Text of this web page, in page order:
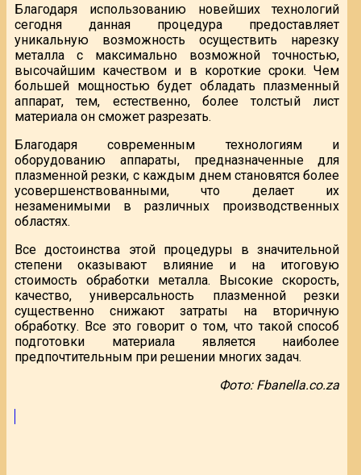
Благодаря использованию новейших технологий
сегодня данная процедура предоставляет
уникальную возможность осуществить нарезку
металла с максимально возможной точностью,
высочайшим качеством и в короткие сроки. Чем
большей мощностью будет обладать плазменный
аппарат, тем, естественно, более толстый лист
материала он сможет разрезать.
Благодаря современным технологиям и
оборудованию аппараты, предназначенные для
плазменной резки, с каждым днем становятся более
усовершенствованными, что делает их
незаменимыми в различных производственных
областях.
Все достоинства этой процедуры в значительной
степени оказывают влияние и на итоговую
стоимость обработки металла. Высокие скорость,
качество, универсальность плазменной резки
существенно снижают затраты на вторичную
обработку. Все это говорит о том, что такой способ
подготовки материала является наиболее
предпочтительным при решении многих задач.
Фото: Fbanella.co.za